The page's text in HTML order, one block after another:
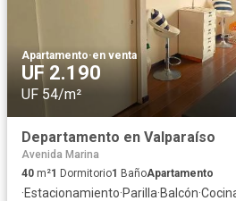
Apartamento·en venta
UF 2.190
UF 54/m²
Departamento en Valparaíso
Avenida Marina
40 m²1 Dormitorio1 BañoApartamento
·Estacionamiento·Parilla·Balcón·